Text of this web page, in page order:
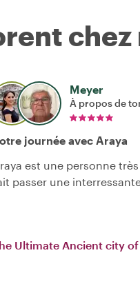
Meyer
À propos de
journée avec Araya
est une personne
passer une
Ultimate Ancient city